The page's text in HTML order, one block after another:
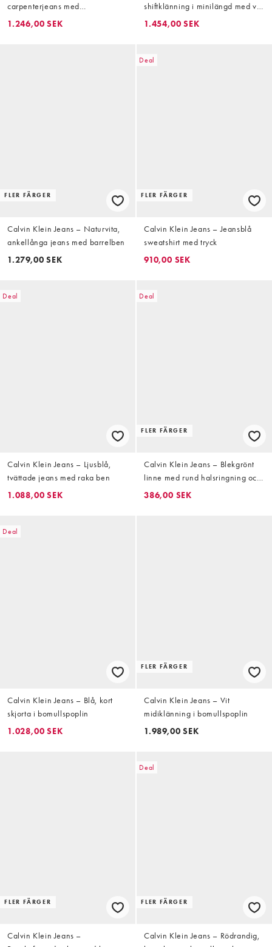
carpenterjeans med
kontrastsömmar i mörk denimblå
1.246,00 SEK
shiftklänning i minilängd med v-
ringning av denim
1.454,00 SEK
FLER FÄRGER
Calvin Klein Jeans – Naturvita,
ankellånga jeans med barrelben
1.279,00 SEK
Deal
FLER FÄRGER
Calvin Klein Jeans – Jeansblå
sweatshirt med tryck
910,00 SEK
Deal
Calvin Klein Jeans – Ljusblå,
tvättade jeans med raka ben
1.088,00 SEK
Deal
FLER FÄRGER
Calvin Klein Jeans – Blekgrönt
linne med rund halsringning och
logga
386,00 SEK
Deal
Calvin Klein Jeans – Blå, kort
skjorta i bomullspoplin
1.028,00 SEK
FLER FÄRGER
Calvin Klein Jeans – Vit
midiklänning i bomullspoplin
1.989,00 SEK
FLER FÄRGER
Calvin Klein Jeans –
Deal
FLER FÄRGER
Calvin Klein Jeans – Rödrandig,